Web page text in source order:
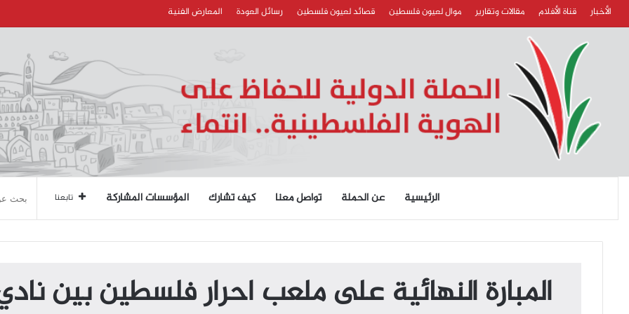
الأخبار قناة الأفلام مقالات وتقارير موال لعيون فلسطين قصائد لعيون فلسطين رسائل العودة المعارض الفنية
الرئيسية عن الحملة تواصل معنا كيف تشارك المؤسسات المشاركة تابعنا
المبارة النهائية على ملعب احرار فلسطين بين